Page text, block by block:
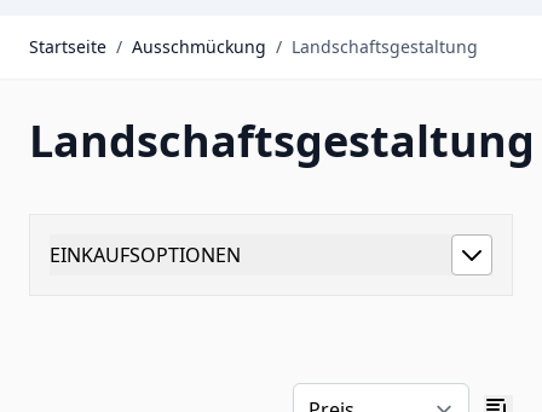
Startseite / Ausschmückung / Landschaftsgestaltung
Landschaftsgestaltung
EINKAUFSOPTIONEN